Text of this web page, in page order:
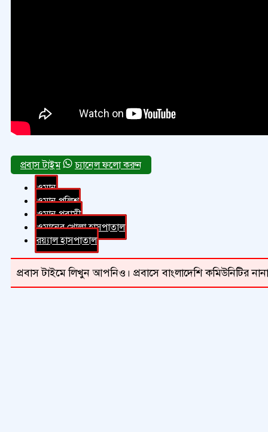
চ্যানেল ফলো করুন
ওমান
ওমান পুলিশ
ওমান প্রবাসী
ওমানের খোলা হাসপাতাল
রয়্যাল হাসপাতাল
প্রবাস টাইমে লিখুন আপনিও। প্রবাসে বাংলাদেশি কমিউনিটির